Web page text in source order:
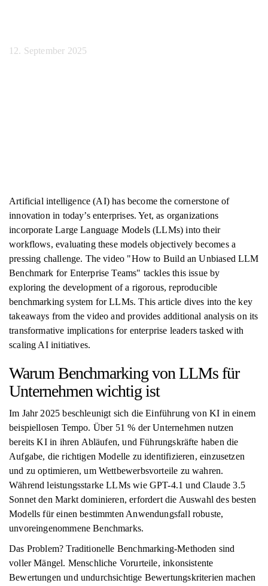
12. September 2025
Artificial intelligence (AI) has become the cornerstone of
innovation in today’s enterprises. Yet, as organizations
incorporate Large Language Models (LLMs) into their
workflows, evaluating these models objectively becomes a
pressing challenge. The video "How to Build an Unbiased LLM
Benchmark for Enterprise Teams" tackles this issue by
exploring the development of a rigorous, reproducible
benchmarking system for LLMs. This article dives into the key
takeaways from the video and provides additional analysis on its
transformative implications for enterprise leaders tasked with
scaling AI initiatives.
Warum Benchmarking von LLMs für
Unternehmen wichtig ist
Im Jahr 2025 beschleunigt sich die Einführung von KI in einem
beispiellosen Tempo. Über 51 % der Unternehmen nutzen
bereits KI in ihren Abläufen, und Führungskräfte haben die
Aufgabe, die richtigen Modelle zu identifizieren, einzusetzen
und zu optimieren, um Wettbewerbsvorteile zu wahren.
Während leistungsstarke LLMs wie GPT-4.1 und Claude 3.5
Sonnet den Markt dominieren, erfordert die Auswahl des besten
Modells für einen bestimmten Anwendungsfall robuste,
unvoreingenommene Benchmarks.
Das Problem? Traditionelle Benchmarking-Methoden sind
voller Mängel. Menschliche Vorurteile, inkonsistente
Bewertungen und undurchsichtige Bewertungskriterien machen